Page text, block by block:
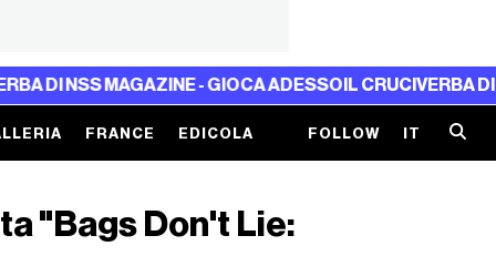
MAGAZINE - GIOCA ADESSOIL CRUCIVERBA DI NSS
FRANCE EDICOLA FOLLOW IT
"Bags Don't Lie: